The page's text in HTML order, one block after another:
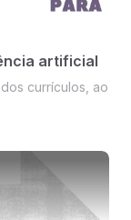
artificial
currículos, ao